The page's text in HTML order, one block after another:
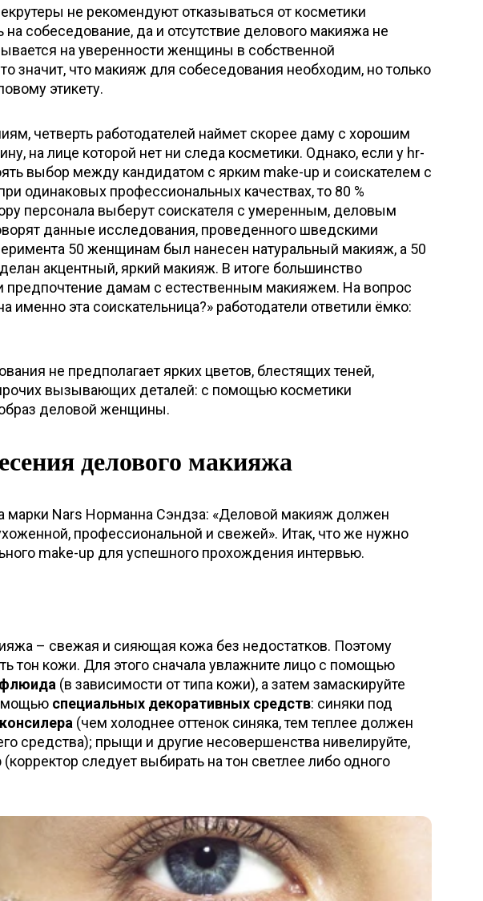
не рекомендуют отказываться от косметики
на собеседование, да и отсутствие делового макияжа не
на уверенности женщины в собственной
значит, что макияж для собеседования необходим, но только
этикету.
четверть работодателей наймет скорее даму с хорошим
на лице которой нет ни следа косметики. Однако, если у hr-
выбор между кандидатом с ярким make-up и соискателем с
одинаковых профессиональных качествах, то 80 %
персонала выберут соискателя с умеренным, деловым
данные исследования, проведенного шведскими
50 женщинам был нанесен натуральный макияж, а 50
акцентный, яркий макияж. В итоге большинство
предпочтение дамам с естественным макияжем. На вопрос
именно эта соискательница?» работодатели ответили ёмко:
не предполагает ярких цветов, блестящих теней,
вызывающих деталей: с помощью косметики
деловой женщины.
делового макияжа
марки Nars Норманна Сэндза: «Деловой макияж должен
профессиональной и свежей». Итак, что же нужно
make-up для успешного прохождения интервью.
– свежая и сияющая кожа без недостатков. Поэтому
тон кожи. Для этого сначала увлажните лицо с помощью
флюида (в зависимости от типа кожи), а затем замаскируйте
специальных декоративных средств: синяки под
консилера (чем холоднее оттенок синяка, тем теплее должен
средства); прыщи и другие несовершенства нивелируйте,
(корректор следует выбирать на тон светлее либо одного